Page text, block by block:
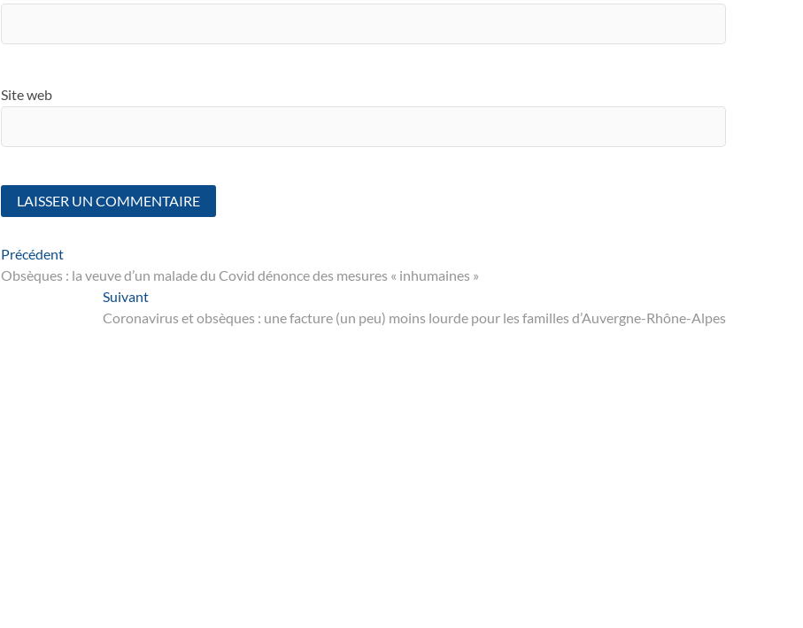
Site web
Navigation
de
PrécédentArticle
suivant
Obsèques : la veuve d’un malade du Covid dénonce des mesures « inhumaines »
SuivantSuivant
post:
Coronavirus et obsèques : une facture (un peu) moins lourde pour les familles d’Auvergne-Rhône-Alpes